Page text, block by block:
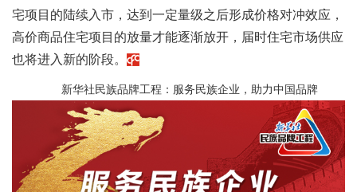
宅项目的陆续入市，达到一定量级之后形成价格对冲效应，
高价商品住宅项目的放量才能逐渐放开，届时住宅市场供应
也将进入新的阶段。
新华社民族品牌工程：服务民族企业，助力中国品牌